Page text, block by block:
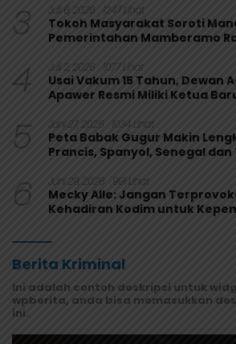
3 Juli 6, 2026 1247 Lihat
Tokoh Masyarakat Soroti
Pemerintahan Mamberamo
4 Juli 2, 2026 1077 Lihat
Usai Vakum 15 Tahun, Dewan
Apawer Resmi Miliki Ketua
5 Juni 27, 2026 1034 Lihat
Peta Babak Gugur Makin
Prancis, Spanyol, Senegal
6 Juni 29, 2026 991 Lihat
Mecky Alle: Jangan
Kehadiran Kodim untuk
Berita Kriminal
Ini adalah contoh deskripsi untuk
wpberita, anda bisa memasukkan
ini.